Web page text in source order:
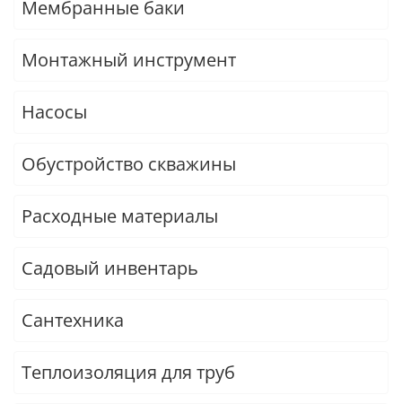
Мембранные баки
Монтажный инструмент
Насосы
Обустройство скважины
Расходные материалы
Садовый инвентарь
Сантехника
Теплоизоляция для труб